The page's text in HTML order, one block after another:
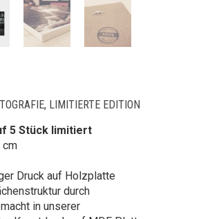
, LIMITIERTE EDITION
5 Stück limitiert
cm
Druck auf Holzplatte
durch
in unserer